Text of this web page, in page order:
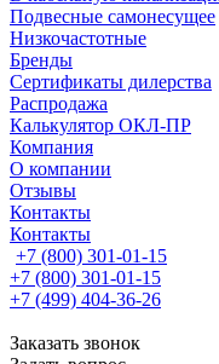
Подвесные самонесущее
Низкочастотные
Бренды
Сертификаты дилерства
Распродажа
Калькулятор ОКЛ-ПР
Компания
О компании
Отзывы
Контакты
Контакты
+7 (800) 301-01-15
+7 (800) 301-01-15
+7 (499) 404-36-26
Заказать звонок